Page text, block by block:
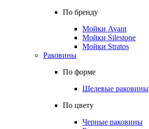
По бренду
Мойки Avant
Мойки Silestone
Мойки Stratos
Раковины
По форме
Щелевые раковины
По цвету
Черные раковины